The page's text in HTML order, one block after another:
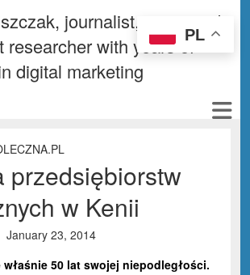
journalist, writer and
researcher with years of
digital marketing
przedsiębiorstw
w Kenii
January 23, 2014
50 lat swojej niepodległości.
PL